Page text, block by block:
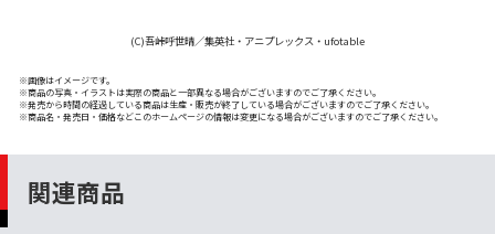
(C)吾峠呼世晴／集英社・アニプレックス・ufotable
※画像はイメージです。
※商品の写真・イラストは実際の商品と一部異なる場合がございますのでご了承ください。
※発売から時間の経過している商品は生産・販売が終了している場合がございますのでご了承ください。
※商品名・発売日・価格などこのホームページの情報は変更になる場合がございますのでご了承ください。
関連商品